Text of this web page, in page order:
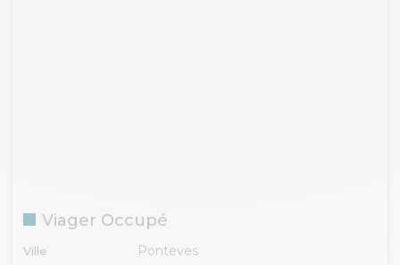
Viager Occupé
Ville Ponteves